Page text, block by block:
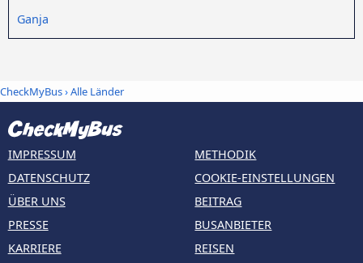
Ganja
CheckMyBus›Alle Länder
IMPRESSUM
DATENSCHUTZ
ÜBER UNS
PRESSE
KARRIERE
METHODIK
COOKIE-EINSTELLUNGEN
BEITRAG
BUSANBIETER
REISEN